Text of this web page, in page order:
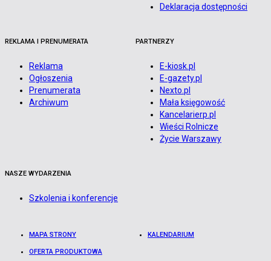
Deklaracja dostępności
REKLAMA I PRENUMERATA
Reklama
Ogłoszenia
Prenumerata
Archiwum
PARTNERZY
E-kiosk.pl
E-gazety.pl
Nexto.pl
Mała księgowość
Kancelarierp.pl
Wieści Rolnicze
Życie Warszawy
NASZE WYDARZENIA
Szkolenia i konferencje
MAPA STRONY KALENDARIUM
OFERTA PRODUKTOWA